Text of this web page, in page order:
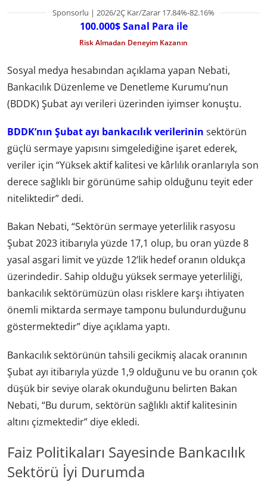
Sponsorlu | 2026/2Ç Kar/Zarar 17.84%-82.16%
100.000$ Sanal Para ile
Risk Almadan Deneyim Kazanın
Sosyal medya hesabından açıklama yapan Nebati,
Bankacılık Düzenleme ve Denetleme Kurumu’nun
(BDDK) Şubat ayı verileri üzerinden iyimser konuştu.
BDDK’nın Şubat ayı bankacılık verilerinin sektörün
güçlü sermaye yapısını simgelediğine işaret ederek,
veriler için “Yüksek aktif kalitesi ve kârlılık oranlarıyla son
derece sağlıklı bir görünüme sahip olduğunu teyit eder
niteliktedir” dedi.
Bakan Nebati, “Sektörün sermaye yeterlilik rasyosu
Şubat 2023 itibarıyla yüzde 17,1 olup, bu oran yüzde 8
yasal asgari limit ve yüzde 12’lik hedef oranın oldukça
üzerindedir. Sahip olduğu yüksek sermaye yeterliliği,
bankacılık sektörümüzün olası risklere karşı ihtiyaten
önemli miktarda sermaye tamponu bulundurduğunu
göstermektedir” diye açıklama yaptı.
Bankacılık sektörünün tahsili gecikmiş alacak oranının
Şubat ayı itibarıyla yüzde 1,9 olduğunu ve bu oranın çok
düşük bir seviye olarak okunduğunu belirten Bakan
Nebati, “Bu durum, sektörün sağlıklı aktif kalitesinin
altını çizmektedir” diye ekledi.
Faiz Politikaları Sayesinde Bankacılık
Sektörü İyi Durumda